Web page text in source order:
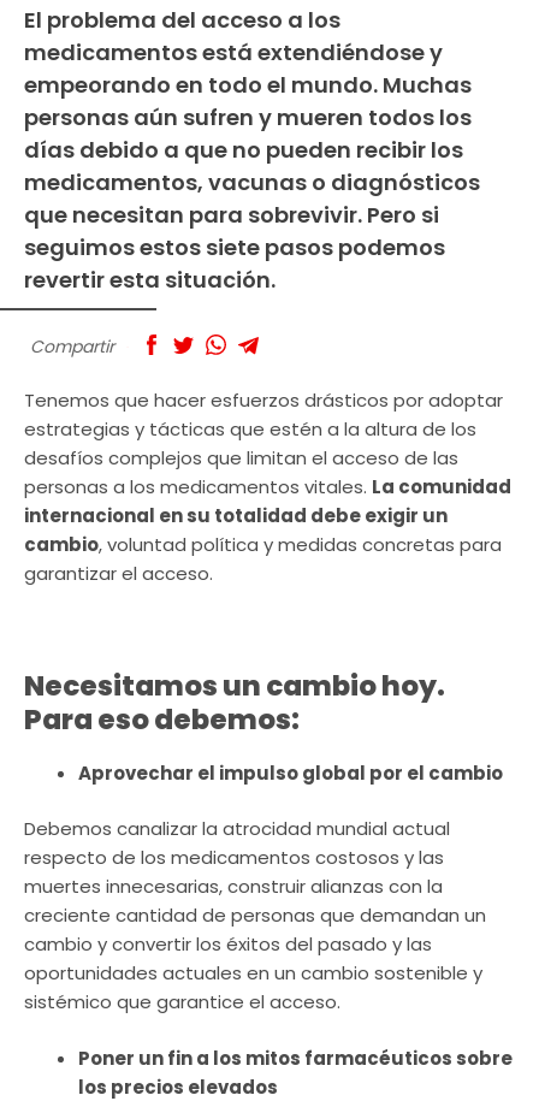
El problema del acceso a los
medicamentos está extendiéndose y
empeorando en todo el mundo. Muchas
personas aún sufren y mueren todos los
días debido a que no pueden recibir los
medicamentos, vacunas o diagnósticos
que necesitan para sobrevivir. Pero si
seguimos estos siete pasos podemos
revertir esta situación.
Compartir
Tenemos que hacer esfuerzos drásticos por adoptar
estrategias y tácticas que estén a la altura de los
desafíos complejos que limitan el acceso de las
personas a los medicamentos vitales. La comunidad
internacional en su totalidad debe exigir un
cambio, voluntad política y medidas concretas para
garantizar el acceso.
Necesitamos un cambio hoy.
Para eso debemos:
Aprovechar el impulso global por el cambio
Debemos canalizar la atrocidad mundial actual
respecto de los medicamentos costosos y las
muertes innecesarias, construir alianzas con la
creciente cantidad de personas que demandan un
cambio y convertir los éxitos del pasado y las
oportunidades actuales en un cambio sostenible y
sistémico que garantice el acceso.
Poner un fin a los mitos farmacéuticos sobre
los precios elevados